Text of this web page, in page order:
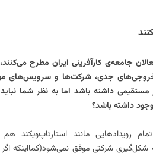
جامعه‌ی کارآفرینی ایران مطرح
خروجی‌های جدی، شرکت‌ها و سرویس‌های
داشته باشد اما به نظر شما
داشته باشد؟
مانند استارتاپ‌ویکند
شکل‌گیری شرکتی موفق نمی‌شود(کمااینکه